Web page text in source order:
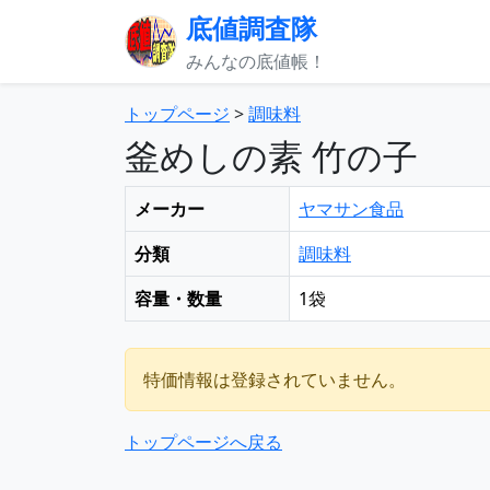
底値調査隊
みんなの底値帳！
トップページ >調味料
釜めしの素 竹の子
メーカー
ヤマサン食品
分類
調味料
容量・数量
1袋
特価情報は登録されていません。
トップページへ戻る